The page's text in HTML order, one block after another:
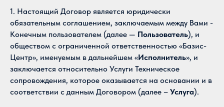
1. Настоящий Договор является юридически
обязательным соглашением, заключаемым между Вами -
Конечным пользователем (далее — Пользователь), и
обществом с ограниченной ответственностью «Базис-
Центр», именуемым в дальнейшем «Исполнитель», и
заключается относительно Услуги Техническое
сопровождения, которое оказывается на основании и в
соответствии с данным Договором (далее – Услуга).